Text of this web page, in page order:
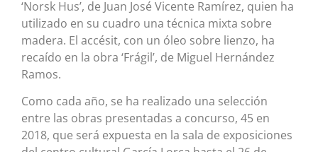
‘Norsk Hus’, de Juan José Vicente Ramírez, quien ha
utilizado en su cuadro una técnica mixta sobre
madera. El accésit, con un óleo sobre lienzo, ha
recaído en la obra ‘Frágil’, de Miguel Hernández
Ramos.
Como cada año, se ha realizado una selección
entre las obras presentadas a concurso, 45 en
2018, que será expuesta en la sala de exposiciones